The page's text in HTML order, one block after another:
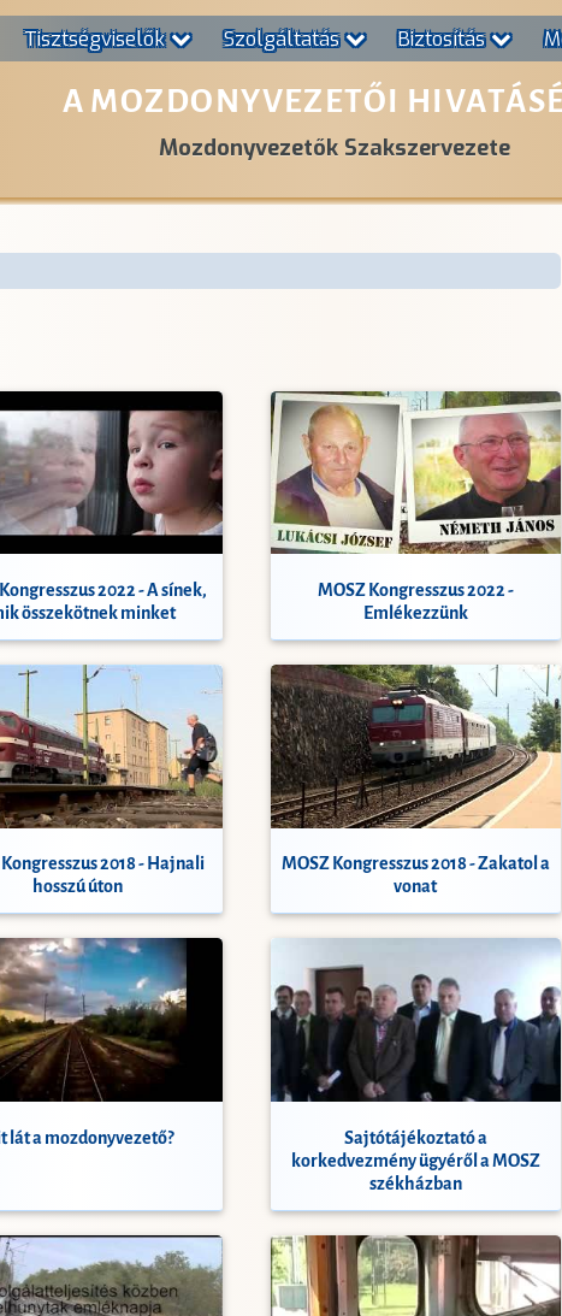
Tisztségviselők Szolgáltatás Biztosítás
A MOZDONYVEZETŐI
Mozdonyvezetők Szakszervezete
2022 - A sínek,
összekötnek minket
MOSZ Kongresszus 2022 -
Emlékezzünk
2018 - Hajnali
hosszú úton
MOSZ Kongresszus 2018 - Zakatol a
vonat
lát a mozdonyvezető?
Sajtótájékoztató a
korkedvezmény ügyéről a MOSZ
székházban